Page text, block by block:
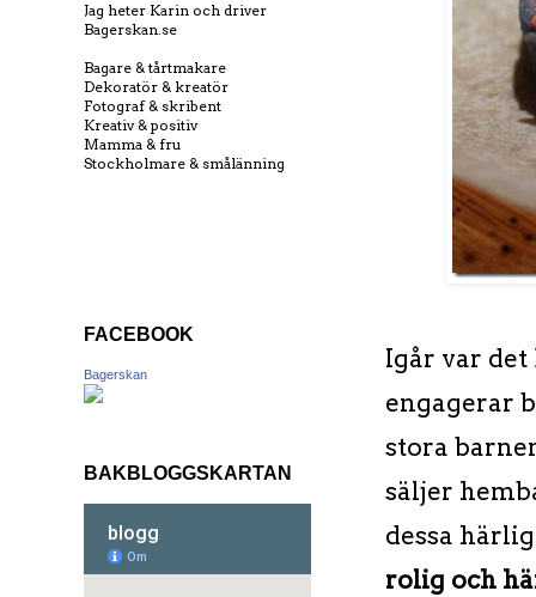
Igår var det
engagerar
stora
säljer
dessa
rolig och
Jag heter Karin och driver
Bagerskan.se
Bagare & tårtmakare
Dekoratör & kreatör
Fotograf & skribent
Kreativ & positiv
Mamma & fru
Stockholmare & smålänning
FACEBOOK
Bagerskan
BAKBLOGGSKARTAN